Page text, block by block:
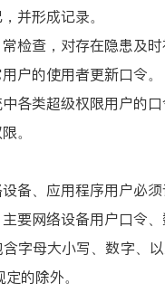
并形成记录。
检查，对存在隐患及时
户的使用者更新口令。
各类超级权限用户的
。
备、应用程序用户必须
要网络设备用户口令
字母大小写、数字、
的除外。